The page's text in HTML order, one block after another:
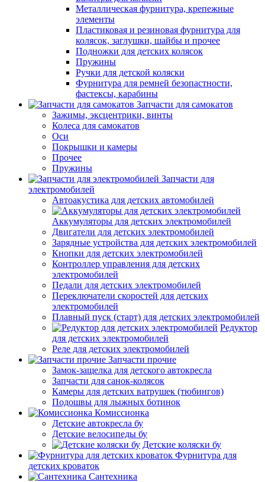
Металлическая фурнитура, крепежные
элементы
Пластиковая и резиновая фурнитура для
колясок, заглушки, шайбы и прочее
Подножки для детских колясок
Пружины
Ручки для детской коляски
Фурнитура для ремней безопастности,
фастексы, карабины
Запчасти для самокатов
Зажимы, эксцентрики, винты
Колеса для самокатов
Оси
Покрышки и камеры
Прочее
Пружины
Запчасти для
электромобилей
Автоакустика для детских автомобилей
Аккумуляторы для детских электромобилей
Двигатели для детских электромобилей
Зарядные устройства для детских электромобилей
Кнопки для детских электромобилей
Контроллер управления для детских
электромобилей
Педали для детских электромобилей
Переключатели скоростей для детских
электромобилей
Плавный пуск (старт) для детских электромобилей
Редуктор
для детских электромобилей
Реле для детских электромобилей
Запчасти прочие
Замок-защелка для детского автокресла
Запчасти для санок-колясок
Камеры для детских ватрушек (тюбингов)
Подошвы для лыжных ботинок
Комиссионка
Детские автокресла бу
Детские велосипеды бу
Детские коляски бу
Фурнитура для
детских кроваток
Сантехника